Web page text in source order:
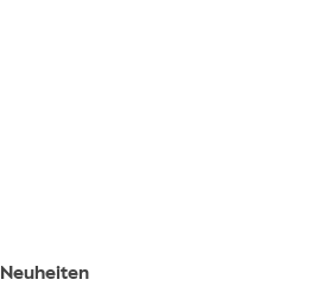
Neuheiten